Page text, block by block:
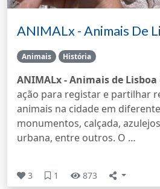
ANIMALx - Animais De
Animais História
ANIMALx - Animais de Lisboa
ação para registar e partilhar
animais na cidade em
monumentos, calçada,
urbana, entre outros. O …
3 1 873